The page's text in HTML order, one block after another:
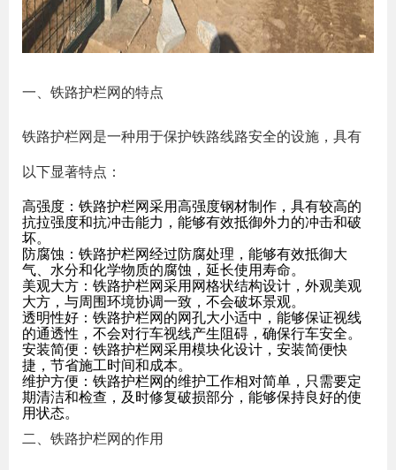
一、铁路护栏网的特点
铁路护栏网是一种用于保护铁路线路安全的设施，具有
以下显著特点：
高强度：铁路护栏网采用高强度钢材制作，具有较高的
抗拉强度和抗冲击能力，能够有效抵御外力的冲击和破
坏。
防腐蚀：铁路护栏网经过防腐处理，能够有效抵御大
气、水分和化学物质的腐蚀，延长使用寿命。
美观大方：铁路护栏网采用网格状结构设计，外观美观
大方，与周围环境协调一致，不会破坏景观。
透明性好：铁路护栏网的网孔大小适中，能够保证视线
的通透性，不会对行车视线产生阻碍，确保行车安全。
安装简便：铁路护栏网采用模块化设计，安装简便快
捷，节省施工时间和成本。
维护方便：铁路护栏网的维护工作相对简单，只需要定
期清洁和检查，及时修复破损部分，能够保持良好的使
用状态。
二、铁路护栏网的作用